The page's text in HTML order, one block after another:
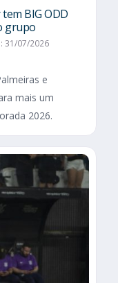
BIG ODD
grupo
31/07/2026
e
mais um
2026.